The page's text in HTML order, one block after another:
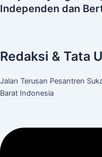
Independen dan
Redaksi & Tata
Jalan Terusan Pesantren
Barat Indonesia